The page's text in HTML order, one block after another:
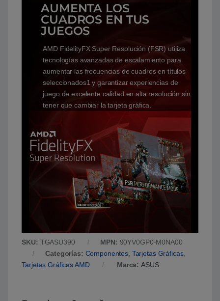
AUMENTA LOS
CUADROS EN TUS
JUEGOS
AMD FidelityFX Super Resolución (FSR) utiliza
tecnologías avanzadas de escalamiento para
aumentar las frecuencias de cuadros en títulos
seleccionados1 y garantizar experiencias de
juego de excelente calidad en alta resolución sin
tener que cambiar la tarjeta gráfica.
SKU: TGASU390 MPN: 90YV0GP0-M0NA00
Categorías: Componentes, Tarjetas Gráficas,
Tarjetas Gráficas AMD
Marca:ASUS